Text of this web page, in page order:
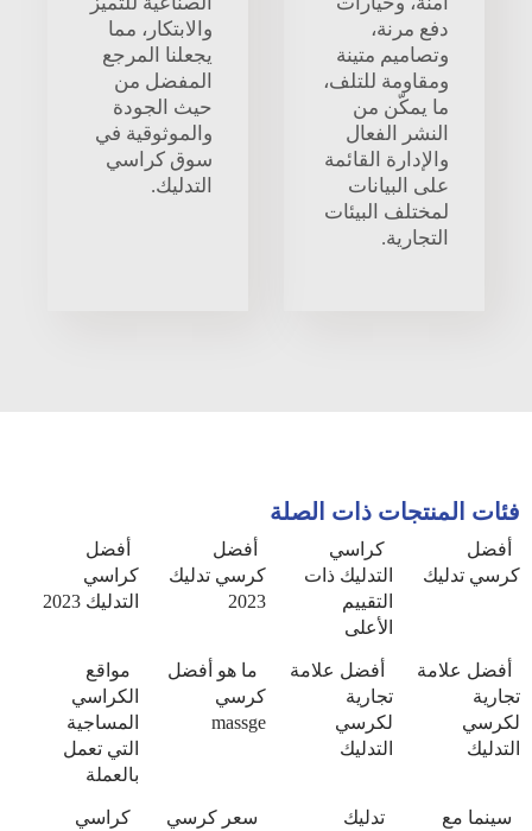
دفع مرنة،
وتصاميم متينة
ومقاومة للتلف،
ما يمكّن من
النشر الفعال
والإدارة القائمة
على البيانات
لمختلف البيئات
التجارية.
والابتكار، مما
يجعلنا المرجع
المفضل من
حيث الجودة
والموثوقية في
سوق كراسي
التدليك.
فئات المنتجات ذات الصلة
أفضل
كرسي تدليك
كراسي
التدليك ذات
التقييم
الأعلى
أفضل
كرسي تدليك
2023
أفضل
كراسي
التدليك 2023
أفضل علامة
تجارية
لكرسي
التدليك
أفضل علامة
تجارية
لكرسي
التدليك
ما هو أفضل
كرسي
massge
مواقع
الكراسي
المساجية
التي تعمل
بالعملة
سينما مع
تدليك
سعر كرسي
كراسي